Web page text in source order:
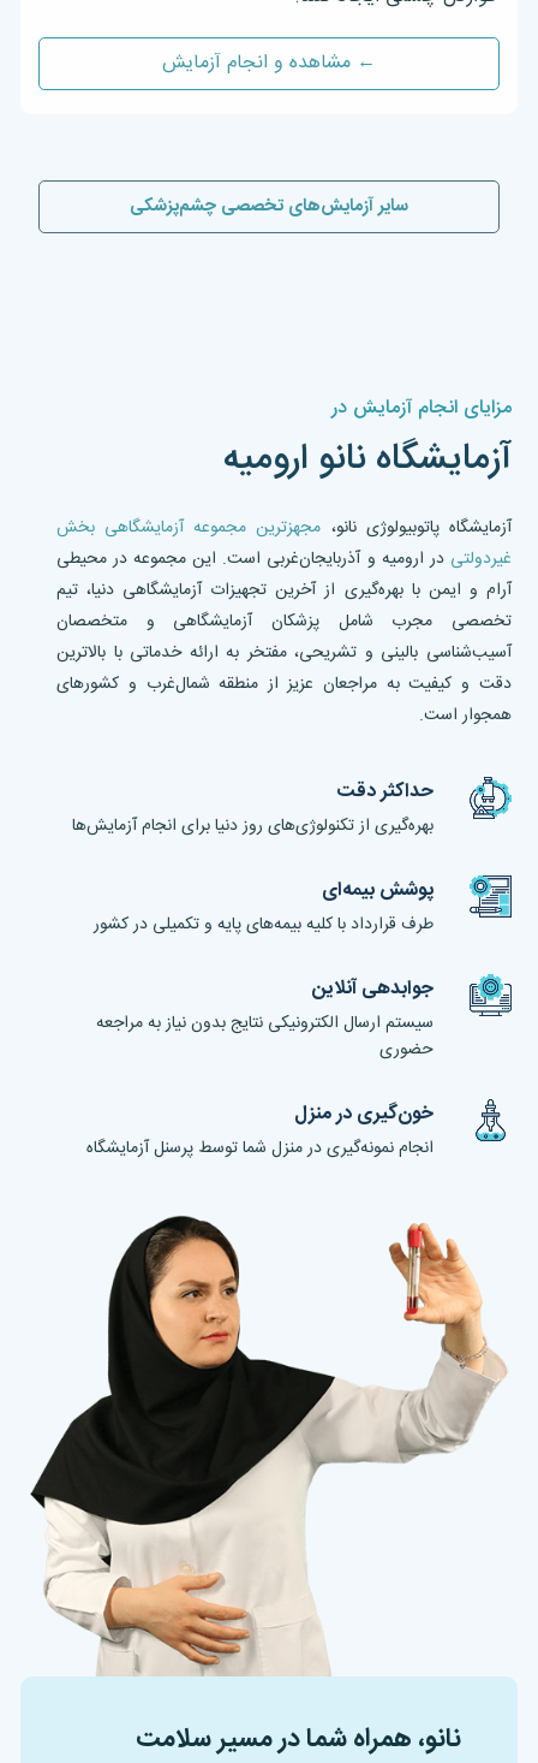
← مشاهده و انجام آزمایش
سایر آزمایش‌های تخصصی چشم‌پزشکی
مزایای انجام آزمایش در
آزمایشگاه نانو ارومیه
آزمایشگاه پاتوبیولوژی نانو، مجهزترین مجموعه آزمایشگاهی بخش
غیردولتی در ارومیه و آذربایجان‌غربی است. این مجموعه در محیطی
آرام و ایمن با بهره‌گیری از آخرین تجهیزات آزمایشگاهی دنیا، تیم
تخصصی مجرب شامل پزشکان آزمایشگاهی و متخصصان
آسیب‌شناسی بالینی و تشریحی، مفتخر به ارائه خدماتی با بالاترین
دقت و کیفیت به مراجعان عزیز از منطقه شمال‌غرب و کشورهای
همجوار است.
حداکثر دقت
بهره‌گیری از تکنولوژی‌های روز دنیا برای انجام آزمایش‌ها
پوشش بیمه‌ای
طرف قرارداد با کلیه بیمه‌های پایه و تکمیلی در کشور
جوابدهی آنلاین
سیستم ارسال الکترونیکی نتایج بدون نیاز به مراجعه
حضوری
خون‌گیری در منزل
انجام نمونه‌گیری در منزل شما توسط پرسنل آزمایشگاه
نانو، همراه شما در مسیر سلامت